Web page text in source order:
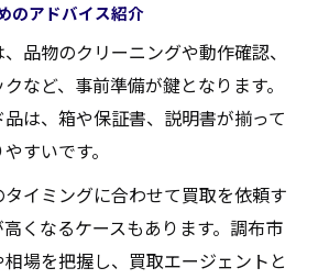
のアドバイス紹介
品物のクリーニングや動作確認、
など、事前準備が鍵となります。
は、箱や保証書、説明書が揃って
すいです。
イミングに合わせて買取を依頼す
くなるケースもあります。調布市
場を把握し、買取エージェントと